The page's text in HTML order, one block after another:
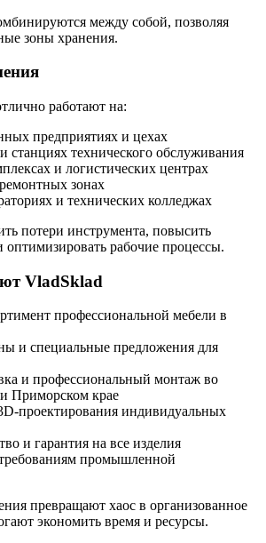
между собой, позволяя
зоны хранения.
работают на:
предприятиях и цехах
станциях технического обслуживания
и логистических центрах
зонах
и технических колледжах
потери инструмента, повысить
оптимизировать рабочие процессы.
VladSklad
профессиональной мебели в
и специальные предложения для
и профессиональный монтаж во
Приморском крае
проектирования индивидуальных
и гарантия на все изделия
промышленной
превращают хаос в организованное
экономить время и ресурсы.